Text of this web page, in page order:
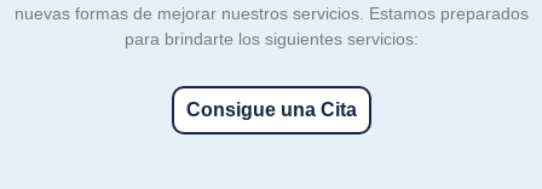
nuevas formas de mejorar nuestros servicios. Estamos preparados
para brindarte los siguientes servicios:
Consigue una Cita